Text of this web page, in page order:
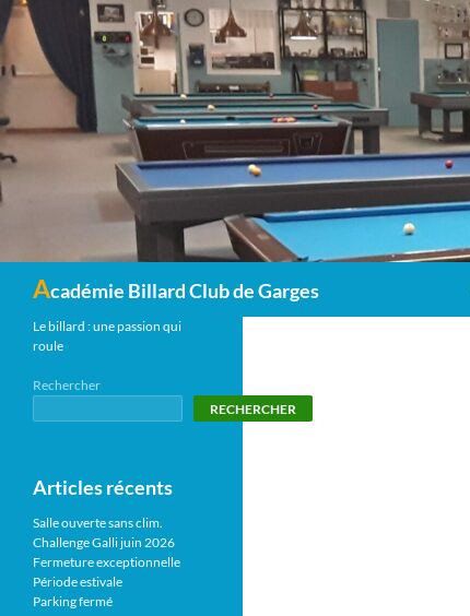
Académie Billard Club de Garges
Le billard : une passion qui
roule
Rechercher
RECHERCHER
Articles récents
Salle ouverte sans clim.
Challenge Galli juin 2026
Fermeture exceptionnelle
Période estivale
Parking fermé